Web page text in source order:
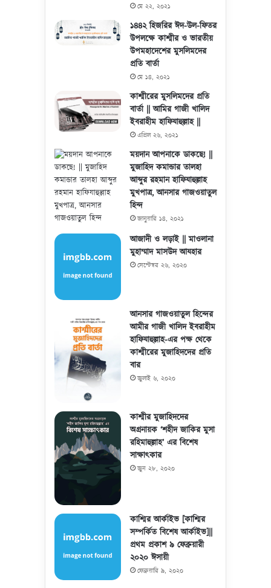
মে ২২, ২০২১
১৪৪২ হিজরির ঈদ-উল-ফিতর
উপলক্ষে কাশ্মীর ও ভারতীয়
উপমহাদেশের মুসলিমদের
প্রতি বার্তা
মে ১৪, ২০২১
কাশ্মীরের মুসলিমদের প্রতি
বার্তা || আমির গাজী খালিদ
ইবরাহীম হাফিযাহুল্লাহ ||
এপ্রিল ২৬, ২০২১
ময়দান আপনাকে ডাকছে! ||
মুজাহিদ কমান্ডার তালহা
আব্দুর রহমান হাফিযাহুল্লাহ
মুখপাত্র, আনসার গাজওয়াতুল
হিন্দ
জানুয়ারি ১৪, ২০২১
আজাদী ও লড়াই || মাওলানা
মুহাম্মাদ মাসউদ আযহার
সেপ্টেম্বর ২৬, ২০২০
আনসার গাজওয়াতুল হিন্দের
আমীর গাজী খালিদ ইবরাহীম
হাফিযাহুল্লাহ-এর পক্ষ থেকে
কাশ্মীরের মুজাহিদদের প্রতি
বার
জুলাই ৬, ২০২০
কাশ্মীর মুজাহিদদের
অগ্রনায়ক ‘শহীদ জাকির মুসা
রহিমাহুল্লাহ’ এর বিশেষ
সাক্ষাৎকার
জুন ২৮, ২০২০
কাশ্মির আর্কাইভ [কাশ্মির
সম্পর্কিত বিশেষ আর্কাইভ]||
প্রথম প্রকাশ ৯ ফেব্রুয়ারী
২০২০ ঈসায়ী
ফেব্রুয়ারি ৯, ২০২০